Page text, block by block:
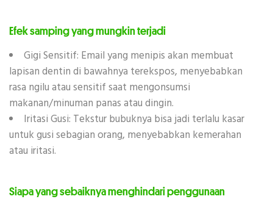
Efek samping yang mungkin terjadi
Gigi Sensitif: Email yang menipis akan membuat
lapisan dentin di bawahnya terekspos, menyebabkan
rasa ngilu atau sensitif saat mengonsumsi
makanan/minuman panas atau dingin.
Iritasi Gusi: Tekstur bubuknya bisa jadi terlalu kasar
untuk gusi sebagian orang, menyebabkan kemerahan
atau iritasi.
Siapa yang sebaiknya menghindari penggunaan